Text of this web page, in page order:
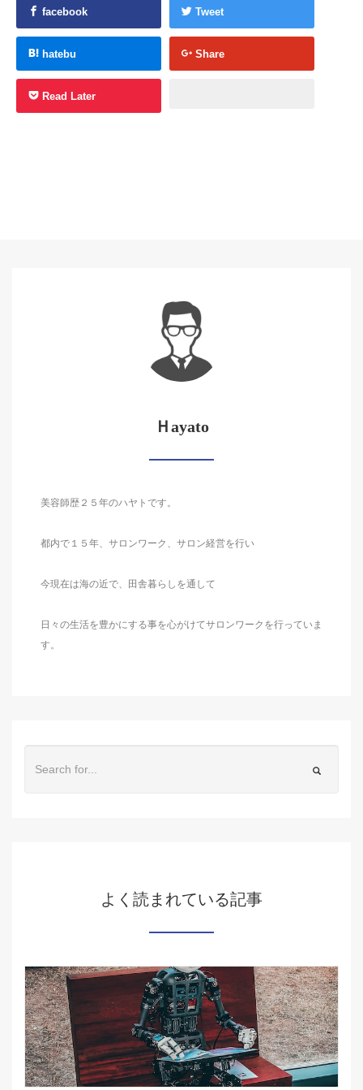
facebook Tweet
hatebu Share
Read Later
Ｈayato
美容師歴２５年のハヤトです。
都内で１５年、サロンワーク、サロン経営を行い
今現在は海の近で、田舎暮らしを通して
日々の生活を豊かにする事を心がけてサロンワークを行っていま
す。
よく読まれている記事